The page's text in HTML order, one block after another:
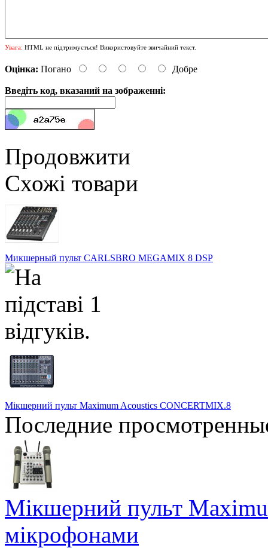
Увага: HTML не підтримується! Використовуйте звичайний текст.
Оцінка: Погано Добре
Введіть код, вказаний на зображенні:
Продовжити
Схожі товари
Микшерный пульт CARLSBRO MEGAMIX 8 DSP
Мікшерний пульт Maximum Acoustics CONCERTMIX.8
Последние
Мікшерний пульт
мікрофонами